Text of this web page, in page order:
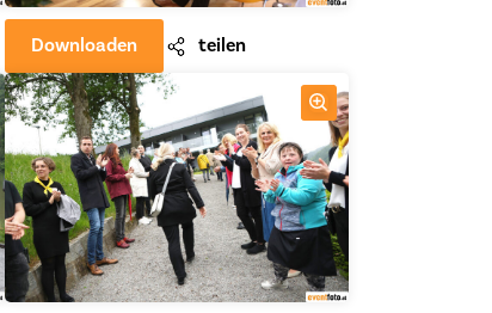
Downloaden teilen